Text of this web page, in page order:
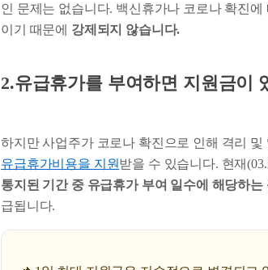
인 문제는 없습니다. 백신휴가나 코로나 확진
이기 때문에 강제되지 않습니다.
2.유급휴가를 부여하면 지원금이
하지만 사업주가 코로나 확진으로 인해 격리
유급휴가비용을 지원받을 수 있습니다. 현재
통지된 기간 중 유급휴가 부여 일수에 해당하
급됩니다.